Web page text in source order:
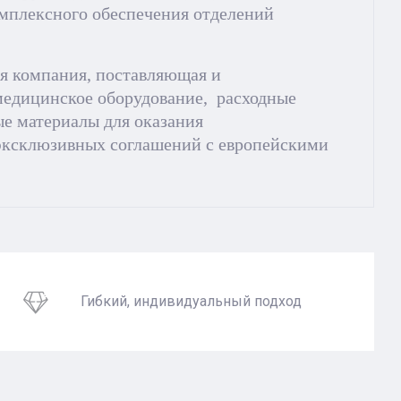
обеспечения отделений
компания, поставляющая и
оборудование, расходные
материалы для оказания
соглашений с европейскими
Гибкий, индивидуальный подход